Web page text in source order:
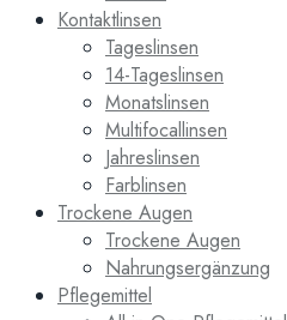
Kontaktlinsen
Tageslinsen
14-Tageslinsen
Monatslinsen
Multifocallinsen
Jahreslinsen
Farblinsen
Trockene Augen
Trockene Augen
Nahrungsergänzung
Pflegemittel